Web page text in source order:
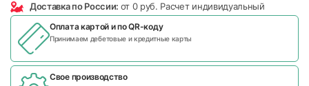
Доставка по России: от 0 руб. Расчет индивидуальный
Оплата картой и поQR-коду
Принимаем дебетовые и кредитные карты
Свое производство